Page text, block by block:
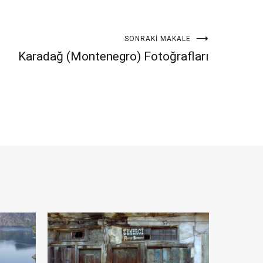
SONRAKI MAKALE
Karadağ (Montenegro) Fotoğrafları